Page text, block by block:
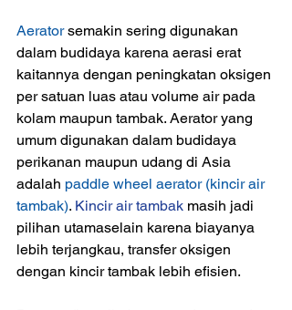
Aerator semakin sering digunakan
dalam budidaya karena aerasi erat
kaitannya dengan peningkatan oksigen
per satuan luas atau volume air pada
kolam maupun tambak. Aerator yang
umum digunakan dalam budidaya
perikanan maupun udang di Asia
adalah paddle wheel aerator (kincir air
tambak). Kincir air tambak masih jadi
pilihan utamaselain karena biayanya
lebih terjangkau, transfer oksigen
dengan kincir tambak lebih efisien.